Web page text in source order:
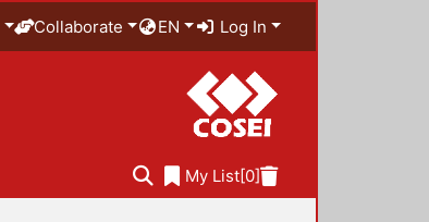
Collaborate EN Log In
My List[0]